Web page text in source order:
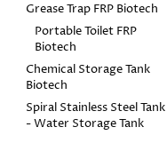
Grease Trap FRP Biotech
Portable Toilet FRP
Biotech
Chemical Storage Tank
Biotech
Spiral Stainless Steel Tank
- Water Storage Tank